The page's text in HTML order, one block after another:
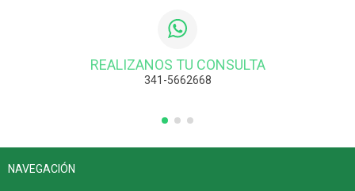
REALIZANOS TU CONSULTA
341-5662668
NAVEGACIÓN